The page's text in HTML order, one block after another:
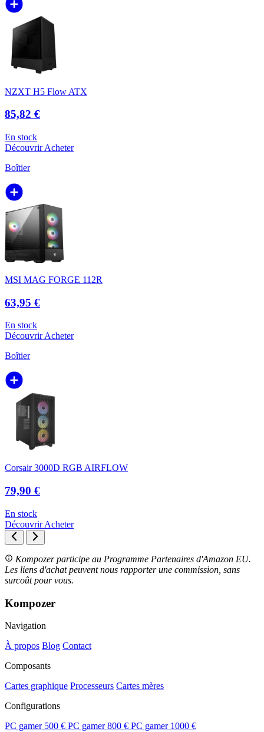
NZXT H5 Flow ATX
85,82 €
En stock
DécouvrirAcheter
Boîtier
MSI MAG FORGE 112R
63,95 €
En stock
DécouvrirAcheter
Boîtier
Corsair 3000D RGB AIRFLOW
79,90 €
En stock
DécouvrirAcheter
Kompozer participe au Programme Partenaires d'Amazon EU.
Les liens d'achat peuvent nous rapporter une commission, sans
surcoût pour vous.
Kompozer
Navigation
À propos Blog Contact
Composants
Cartes graphique Processeurs Cartes mères
Configurations
PC gamer 500 € PC gamer 800 € PC gamer 1000 €